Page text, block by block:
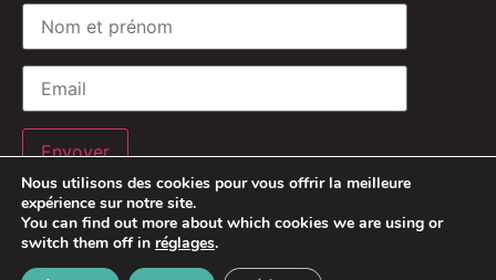
Envoyer
© 2025 L’ALTERNATIVE D’INES. All rights reserved.
Nous utilisons des cookies pour vous offrir la meilleure
expérience sur notre site.
You can find out more about which cookies we are using or
switch them off in réglages.